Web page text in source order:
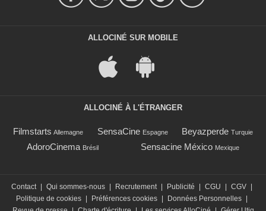
ALLOCINÉ SUR MOBILE
ALLOCINÉ À L'ÉTRANGER
Filmstarts Allemagne SensaCine Espagne Beyazperde Turquie
AdoroCinema Brésil Sensacine México Mexique
Contact | Qui sommes-nous | Recrutement | Publicité | CGU | CGV |
Politique de cookies | Préférences cookies | Données Personnelles |